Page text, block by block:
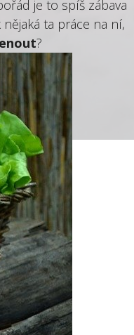
je to spíš zábava
ta práce na ní,
?